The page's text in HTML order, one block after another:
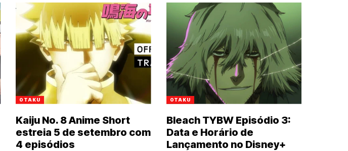
OTAKU
Kaiju No. 8 Anime Short
estreia 5 de setembro com
4 episódios
OTAKU
Bleach TYBW Episódio 3:
Data e Horário de
Lançamento no Disney+